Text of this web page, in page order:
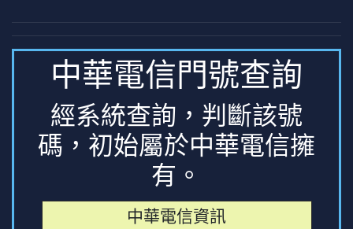
中華電信門號查詢
經系統查詢，判斷該號
碼，初始屬於中華電信擁
有。
中華電信資訊